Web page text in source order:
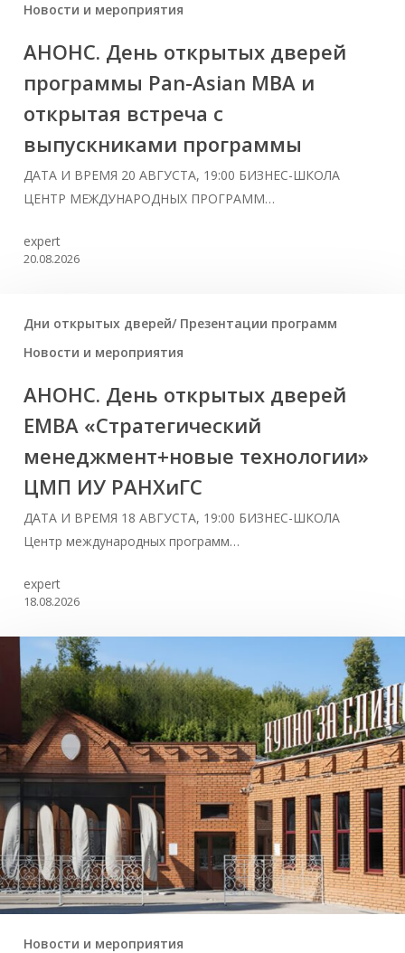
Новости и мероприятия
АНОНС. День открытых дверей
программы Pan-Asian MBA и
открытая встреча с
выпускниками программы
ДАТА И ВРЕМЯ 20 АВГУСТА, 19:00 БИЗНЕС-ШКОЛА
ЦЕНТР МЕЖДУНАРОДНЫХ ПРОГРАММ…
expert
20.08.2026
Дни открытых дверей/ Презентации программ
Новости и мероприятия
АНОНС. День открытых дверей
ЕМВА «Стратегический
менеджмент+новые технологии»
ЦМП ИУ РАНХиГС
ДАТА И ВРЕМЯ 18 АВГУСТА, 19:00 БИЗНЕС-ШКОЛА
Центр международных программ…
expert
18.08.2026
Новости и мероприятия